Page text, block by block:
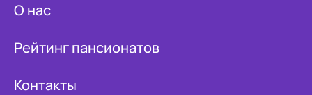
О нас
Рейтинг пансионатов
Контакты